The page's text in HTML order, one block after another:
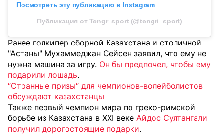
Посмотреть эту публикацию в Instagram
Публикация от Tengri sport (@tengri_sport)
Ранее голкипер сборной Казахстана и столичной
"Астаны" Мухаммеджан Сейсен заявил, что ему не
нужна машина за игру. Он бы предпочел, чтобы ему
подарили лошадь.
“Странные призы“ для чемпионов-волейболистов
обсуждают казахстанцы
Также первый чемпион мира по греко-римской
борьбе из Казахстана в XXI веке Айдос Султангали
получил дорогостоящие подарки.